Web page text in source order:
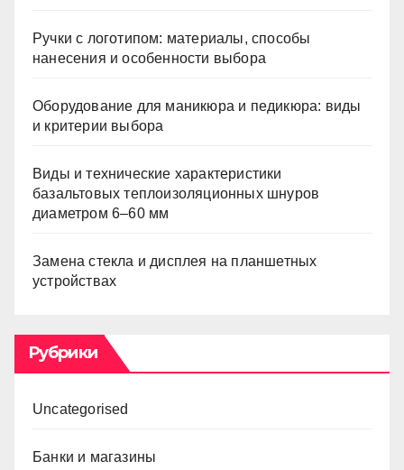
Ручки с логотипом: материалы, способы
нанесения и особенности выбора
Оборудование для маникюра и педикюра: виды
и критерии выбора
Виды и технические характеристики
базальтовых теплоизоляционных шнуров
диаметром 6–60 мм
Замена стекла и дисплея на планшетных
устройствах
Рубрики
Uncategorised
Банки и магазины